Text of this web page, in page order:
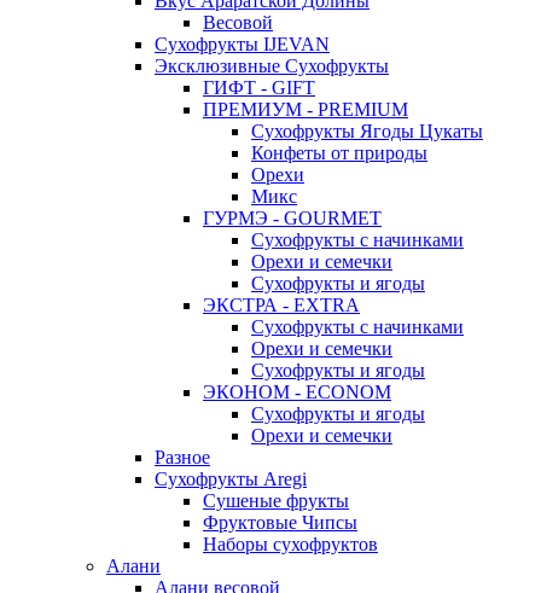
Весовой
Сухофрукты IJEVAN
Эксклюзивные Сухофрукты
ГИФТ - GIFT
ПРЕМИУМ - PREMIUM
Сухофрукты Ягоды Цукаты
Конфеты от природы
Орехи
Микс
ГУРМЭ - GOURMET
Сухофрукты с начинками
Орехи и семечки
Сухофрукты и ягоды
ЭКСТРА - EXTRA
Сухофрукты с начинками
Орехи и семечки
Сухофрукты и ягоды
ЭКОНОМ - ECONOM
Сухофрукты и ягоды
Орехи и семечки
Разное
Сухофрукты Aregi
Сушеные фрукты
Фруктовые Чипсы
Наборы сухофруктов
Алани
Алани весовой